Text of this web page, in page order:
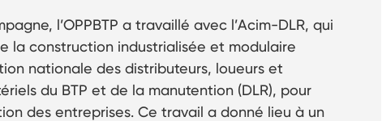
l’OPPBTP a travaillé avec l’Acim-DLR, qui
la construction industrialisée et modulaire
nationale des distributeurs, loueurs et
du BTP et de la manutention (DLR), pour
des entreprises. Ce travail a donné lieu à un